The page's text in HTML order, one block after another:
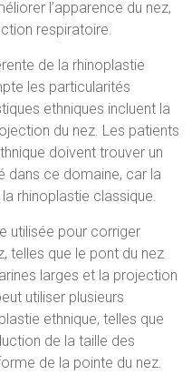
l’apparence du nez,
respiratoire.
de la rhinoplastie
les particularités
ethniques incluent la
du nez. Les patients
doivent trouver un
dans ce domaine, car la
rhinoplastie classique.
utilisée pour corriger
telles que le pont du nez
larges et la projection
utiliser plusieurs
ethnique, telles que
de la taille des
de la pointe du nez.